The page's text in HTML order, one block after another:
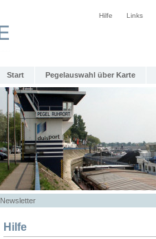
Hilfe Links
Start Pegelauswahl über Karte
Newsletter
Hilfe